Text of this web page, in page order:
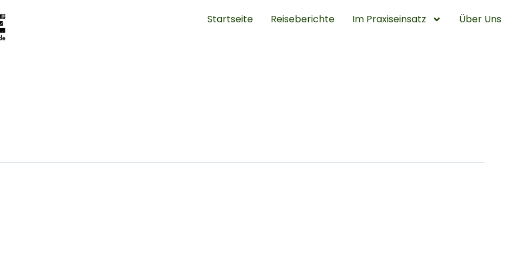
Startseite Reiseberichte Im Praxiseinsatz Über Uns